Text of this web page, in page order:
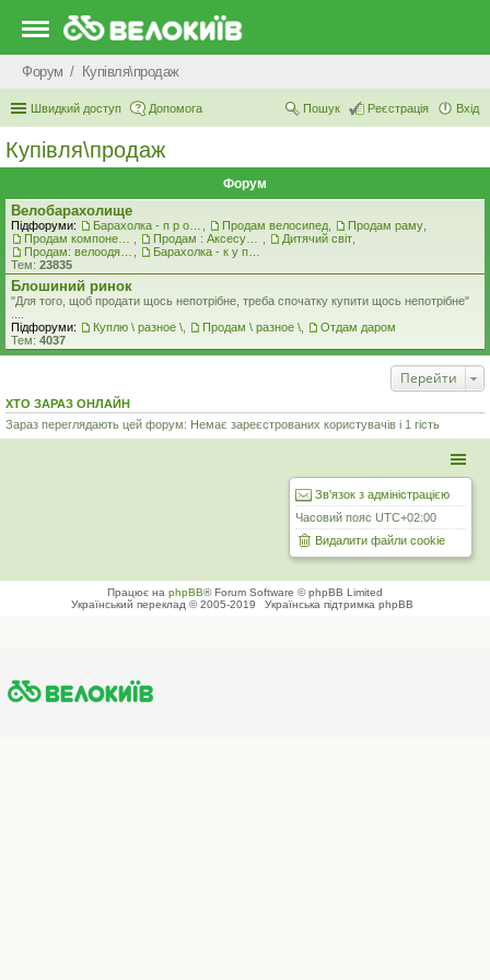
Форум Купівля\продаж
Швидкий доступ Допомога Вхід
Реєстрація
Пошук
Купівля\продаж
Форум
Велобарахолище
Підфоруми: Продам велосипед Продам раму
Дитячий світ
Тем: 23835
Блошиний ринок
"Для того, щоб продати щось непотрібне, треба спочатку купити щось непотрібне"
Підфоруми:
Куплю \ разное \ Продам \ разное \
Отдам даром
Тем: 4037
Перейти
ХТО ЗАРАЗ ОНЛАЙН
Зараз переглядають цей форум: Немає зареєстрованих користувачів і 1 гість
Зв'язок з адміністрацією
Часовий пояс UTC+02:00
Видалити файли cookie
Працює на phpBB® Forum Software © phpBB Limited
Український переклад © 2005-2019
Українська підтримка phpBB